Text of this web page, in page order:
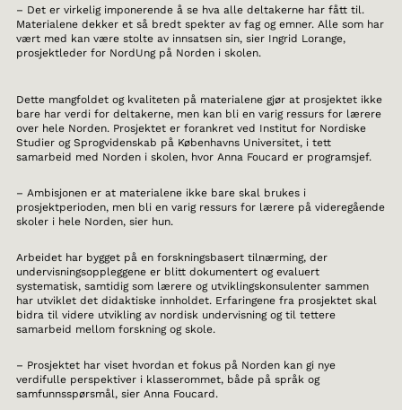
– Det er virkelig imponerende å se hva alle deltakerne har fått til.
Materialene dekker et så bredt spekter av fag og emner. Alle som har
vært med kan være stolte av innsatsen sin, sier Ingrid Lorange,
prosjektleder for NordUng på Norden i skolen.
Dette mangfoldet og kvaliteten på materialene gjør at prosjektet ikke
bare har verdi for deltakerne, men kan bli en varig ressurs for lærere
over hele Norden. Prosjektet er forankret ved Institut for Nordiske
Studier og Sprogvidenskab på Københavns Universitet, i tett
samarbeid med Norden i skolen, hvor Anna Foucard er programsjef.
– Ambisjonen er at materialene ikke bare skal brukes i
prosjektperioden, men bli en varig ressurs for lærere på videregående
skoler i hele Norden, sier hun.
Arbeidet har bygget på en forskningsbasert tilnærming, der
undervisningsoppleggene er blitt dokumentert og evaluert
systematisk, samtidig som lærere og utviklingskonsulenter sammen
har utviklet det didaktiske innholdet. Erfaringene fra prosjektet skal
bidra til videre utvikling av nordisk undervisning og til tettere
samarbeid mellom forskning og skole.
– Prosjektet har viset hvordan et fokus på Norden kan gi nye
verdifulle perspektiver i klasserommet, både på språk og
samfunnsspørsmål, sier Anna Foucard.